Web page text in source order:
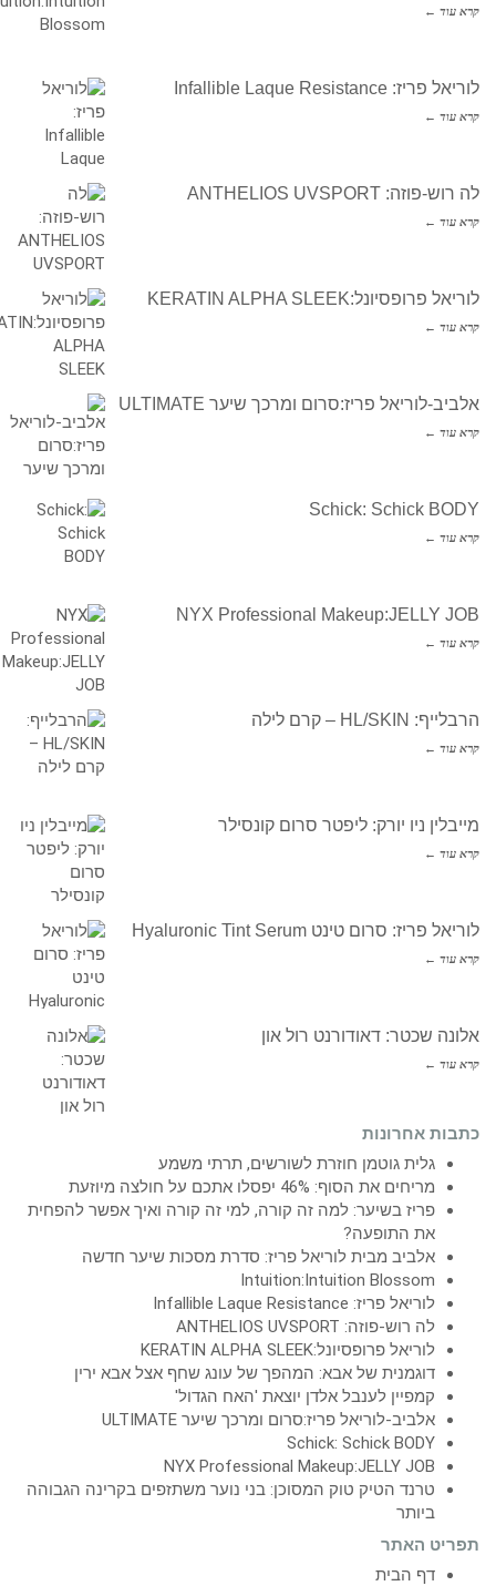
קרא עוד ←
לוריאל פריז: Infallible Laque Resistance
קרא עוד ←
לה רוש-פוזה: ANTHELIOS UVSPORT
קרא עוד ←
לוריאל פרופסיונל:KERATIN ALPHA SLEEK
קרא עוד ←
אלביב-לוריאל פריז:סרום ומרכך שיער ULTIMATE
קרא עוד ←
Schick: Schick BODY
קרא עוד ←
NYX Professional Makeup:JELLY JOB
קרא עוד ←
הרבלייף: HL/SKIN – קרם לילה
קרא עוד ←
מייבלין ניו יורק: ליפטר סרום קונסילר
קרא עוד ←
לוריאל פריז: סרום טינט Hyaluronic Tint Serum
קרא עוד ←
אלונה שכטר: דאודורנט רול און
קרא עוד ←
כתבות אחרונות
גלית גוטמן חוזרת לשורשים, תרתי משמע
מריחים את הסוף: 46% יפסלו אתכם על חולצה מיוזעת
פריז בשיער: למה זה קורה, למי זה קורה ואיך אפשר להפחית
את התופעה?
אלביב מבית לוריאל פריז: סדרת מסכות שיער חדשה
Intuition:Intuition Blossom
לוריאל פריז: Infallible Laque Resistance
לה רוש-פוזה: ANTHELIOS UVSPORT
לוריאל פרופסיונל:KERATIN ALPHA SLEEK
דוגמנית של אבא: המהפך של עונג שחף אצל אבא ירין
קמפיין לענבל אלדן יוצאת 'האח הגדול'
אלביב-לוריאל פריז:סרום ומרכך שיער ULTIMATE
Schick: Schick BODY
NYX Professional Makeup:JELLY JOB
טרנד הטיק טוק המסוכן: בני נוער משתזפים בקרינה הגבוהה
ביותר
תפריט האתר
דף הבית